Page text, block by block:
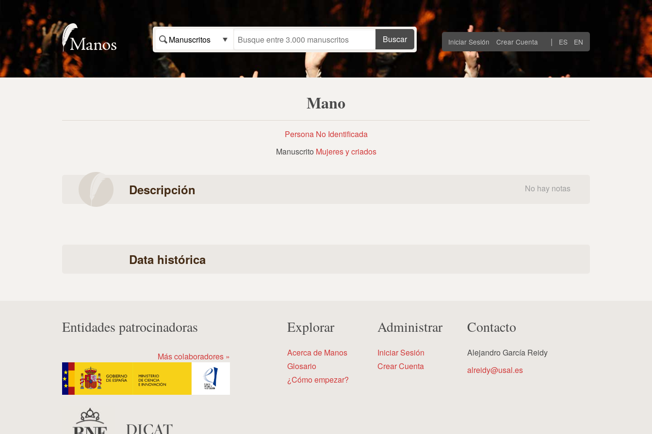
Manuscritos Iniciar Sesión Crear Cuenta | ES EN
Mano
Persona No Identificada
Manuscrito Mujeres y criados
Descripción No hay notas
Data histórica
Entidades patrocinadoras
Más colaboradores »
Explorar
Acerca de Manos
Glosario
¿Cómo empezar?
Administrar
Iniciar Sesión
Crear Cuenta
Contacto
Alejandro García Reidy
alreidy@usal.es